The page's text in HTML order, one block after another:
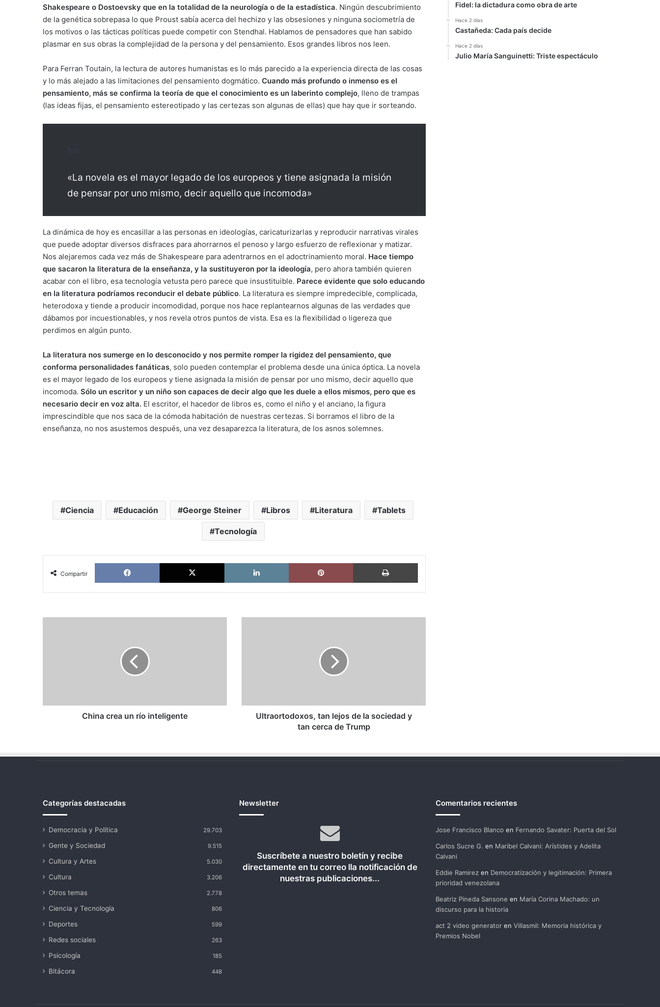
Shakespeare o Dostoevsky que en la totalidad de la neurología o de la estadística. Ningún descubrimiento
de la genética sobrepasa lo que Proust sabía acerca del hechizo y las obsesiones y ninguna sociometría de
los motivos o las tácticas políticas puede competir con Stendhal. Hablamos de pensadores que han sabido
plasmar en sus obras la complejidad de la persona y del pensamiento. Esos grandes libros nos leen.
Para Ferran Toutain, la lectura de autores humanistas es lo más parecido a la experiencia directa de las cosas
y lo más alejado a las limitaciones del pensamiento dogmático. Cuando más profundo o inmenso es el
pensamiento, más se confirma la teoría de que el conocimiento es un laberinto complejo, lleno de trampas
(las ideas fijas, el pensamiento estereotipado y las certezas son algunas de ellas) que hay que ir sorteando.
«La novela es el mayor legado de los europeos y tiene asignada la misión
de pensar por uno mismo, decir aquello que incomoda»
La dinámica de hoy es encasillar a las personas en ideologías, caricaturizarlas y reproducir narrativas virales
que puede adoptar diversos disfraces para ahorrarnos el penoso y largo esfuerzo de reflexionar y matizar.
Nos alejaremos cada vez más de Shakespeare para adentrarnos en el adoctrinamiento moral. Hace tiempo
que sacaron la literatura de la enseñanza, y la sustituyeron por la ideología, pero ahora también quieren
acabar con el libro, esa tecnología vetusta pero parece que insustituible. Parece evidente que solo educando
en la literatura podríamos reconducir el debate público. La literatura es siempre impredecible, complicada,
heterodoxa y tiende a producir incomodidad, porque nos hace replantearnos algunas de las verdades que
dábamos por incuestionables, y nos revela otros puntos de vista. Esa es la flexibilidad o ligereza que
perdimos en algún punto.
La literatura nos sumerge en lo desconocido y nos permite romper la rigidez del pensamiento, que
conforma personalidades fanáticas, solo pueden contemplar el problema desde una única óptica. La novela
es el mayor legado de los europeos y tiene asignada la misión de pensar por uno mismo, decir aquello que
incomoda. Sólo un escritor y un niño son capaces de decir algo que les duele a ellos mismos, pero que es
necesario decir en voz alta. El escritor, el hacedor de libros es, como el niño y el anciano, la figura
imprescindible que nos saca de la cómoda habitación de nuestras certezas. Si borramos el libro de la
enseñanza, no nos asustemos después, una vez desaparezca la literatura, de los asnos solemnes.
Ciencia Educación George Steiner Libros Literatura Tablets
Tecnología
Compartir
Facebook X LinkedIn Pinterest Imprimir
China crea un río inteligente
cerca
Ultraortodoxos, tan lejos de la sociedad y
tan cerca de Trump
Fidel: la dictadura como obra de arte
Hace 2 días
Castañeda: Cada país decide
Hace 2 días
Julio María Sanguinetti: Triste espectáculo
Categorías destacadas
Democracia y Política 29.703
Gente y Sociedad 9.515
Cultura y Artes 5.030
Cultura 3.206
Otros temas 2.778
Ciencia y Tecnología 806
Deportes 599
Redes sociales 263
Psicología 185
Bitácora 448
Newsletter
Suscríbete a nuestro boletín y recibe
directamente en tu correo lla notificación de
nuestras publicaciones...
Comentarios recientes
Jose Francisco Blanco en Fernando Savater: Puerta del Sol
Carlos Sucre G. en Maribel Calvani: Arístides y Adelita
Calvani
Eddie Ramirezen Democratización y legitimación: Primera
prioridad venezolana
Beatriz Pineda Sansone en María Corina Machado: un
discurso para la historia
act 2 video generatoren Villasmil: Memoria histórica y
Premios Nobel